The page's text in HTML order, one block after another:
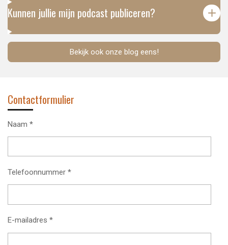
Kunnen jullie mijn podcast publiceren?
Bekijk ook onze blog eens!
Contactformulier
Naam *
Telefoonnummer *
E-mailadres *